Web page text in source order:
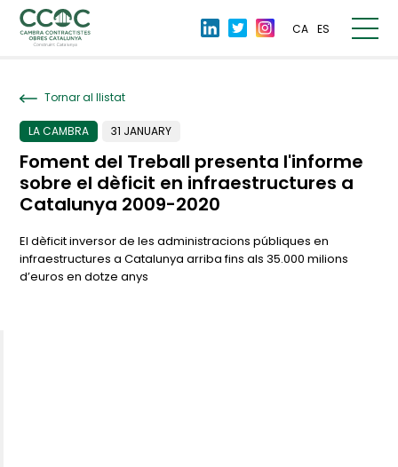
CA ES
Tornar al llistat
LA CAMBRA 31 JANUARY
Foment del Treball presenta l'informe
sobre el dèficit en infraestructures a
Catalunya 2009-2020
El dèficit inversor de les administracions públiques en
infraestructures a Catalunya arriba fins als 35.000 milions
d’euros en dotze anys